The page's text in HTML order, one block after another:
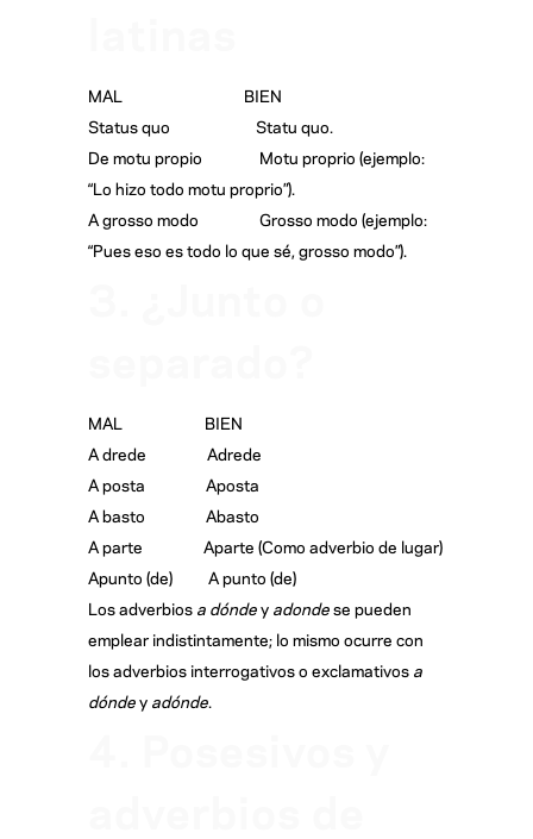
MAL BIEN
Status quo Statu quo.
De motu propio Motu proprio (ejemplo:
“Lo hizo todo motu proprio”).
A grosso modo Grosso modo (ejemplo:
“Pues eso es todo lo que sé, grosso modo”).
MAL BIEN
A drede Adrede
A posta Aposta
A basto Abasto
A parte Aparte (Como adverbio de lugar)
Apunto (de) A punto (de)
Los adverbios a dóndey adondese pueden
emplear indistintamente; lo mismo ocurre con
los adverbios interrogativos o exclamativos a
dóndey adónde.